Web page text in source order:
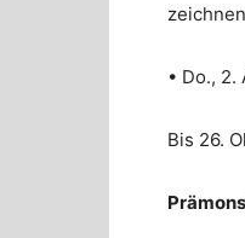
• Do.,
Bis 26.